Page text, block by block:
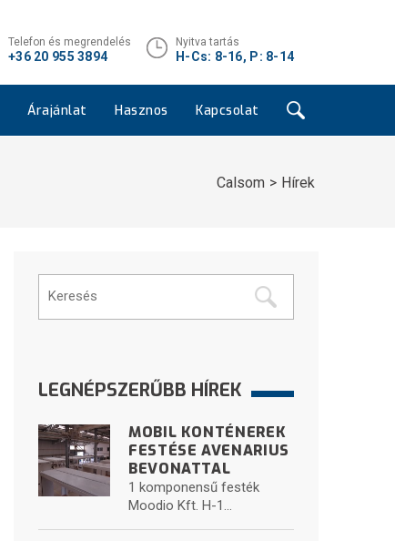
Telefon és megrendelés
+36 20 955 3894
Nyitva tartás
H-Cs: 8-16, P: 8-14
Árajánlat Hasznos Kapcsolat
Calsom Hírek
LEGNÉPSZERŰBB HÍREK
MOBIL KONTÉNEREK
FESTÉSE AVENARIUS
BEVONATTAL
1 komponensű festék
Moodio Kft. H-1...